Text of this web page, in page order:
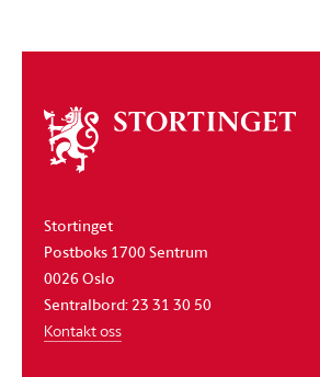
Om
stortinget
Stortinget
Postboks 1700 Sentrum
0026 Oslo
Sentralbord: 23 31 30 50
Kontakt oss